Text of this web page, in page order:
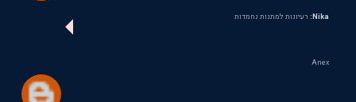
Nika: רעיונות למתנות נחמדות
Anex